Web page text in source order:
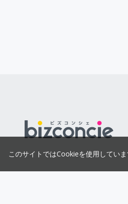
このサイトではCookieを使用してい